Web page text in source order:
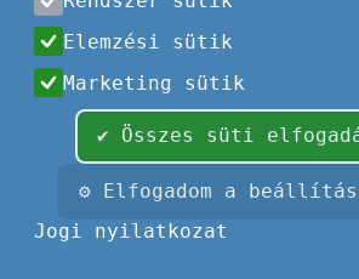
Elemzési sütik
Marketing sütik
✔ Összes süti
⚙ Elfogadom a
Jogi nyilatkozat